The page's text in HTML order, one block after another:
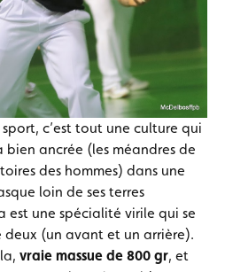
sport, c’est tout une culture qui
ancrée (les méandres de
des hommes) dans une
loin de ses terres
est une spécialité virile qui se
(un avant et un arrière).
vraie massue de 800 gr, et